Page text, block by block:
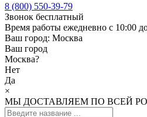
8 (800) 550-39-79
Звонок бесплатный
Время работы ежедневно с 10:00
Ваш город: Москва
Ваш город
Москва?
Нет
Да
×
МЫ ДОСТАВЛЯЕМ ПО ВСЕЙ